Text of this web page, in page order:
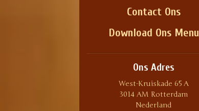
Contact Ons
Download Ons Menu
Ons Adres
West-Kruiskade 65 A
3014 AM Rotterdam
Nederland